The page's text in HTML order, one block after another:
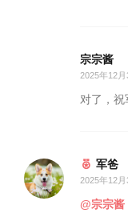
宗宗酱
2025年12
对了，祝
军爸
2025年12
@宗宗酱